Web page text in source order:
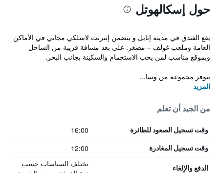
حول إسكالهوتل
يقع الفندق في مدينة إتابل و يتضمن إنترنت لاسلكي مجاني في الأماكن
العامة وملعب غولف – مصغر. على بعد مسافة قريبة من الساحل
وبموقع مناسب لمن يحب الاستجمام والسكينة بجانب البحر.
تتوفر مجموعة من وسا...
المزيد
من الجيد أن تعلم
وقت تسجيل الصعود للطائرة 16:00
وقت تسجيل المغادرة 12:00
الدفع والإلغاء
تختلف السياسات حسب